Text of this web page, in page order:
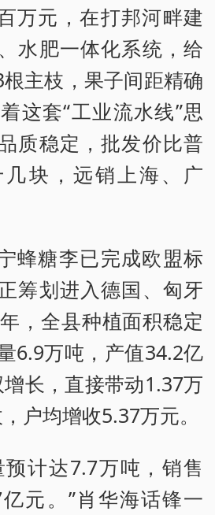
万元，在打邦河畔建
水肥一体化系统，给
主枝，果子间距精确
这套“工业流水线”思
质稳定，批发价比普
块，远销上海、广
蜂糖李已完成欧盟标
筹划进入德国、匈牙
，全县种植面积稳定
6.9万吨，产值34.2亿
长，直接带动1.37万
户均增收5.37万元。
预计达7.7万吨，销售
元。”肖华海话锋一